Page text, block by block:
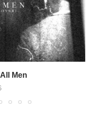
Men